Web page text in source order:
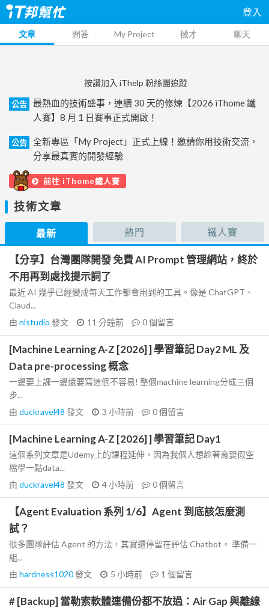
登入
文章 問答 My Project 徵才 聊天
按讚加入 iThelp 粉絲團追蹤
公告
最熱血的技術盛事，連續 30 天的修煉【2026 iThome 鐵
人賽】8 月 1 日賽事正式開啟！
公告
全新專區「My Project」正式上線！邀請你用技術交流，
分享最真實的開發經驗
前往 iThome鐵人賽
技術文章
最新 熱門 鐵人賽
【分享】台灣團隊開發 免費 AI Prompt 管理網站，終於
不用再到處找提示詞了
最近 AI 幾乎已經變成每天工作都會用到的工具。像是 ChatGPT、
Claud...
由 nlstudio 發文 11 分鐘前 0個留言
[Machine Learning A-Z [2026] ] 學習筆記 Day2 ML 及
Data pre-processing 概念
一邊要上課一邊還要寫這個不容易! 整個machine learning分成三個
步...
由 duckravel48 發文 3 小時前 0個留言
[Machine Learning A-Z [2026] ] 學習筆記 Day1
這個系列文章是Udemy上的課程延伸，因為我個人想趁著育嬰假空
檔學一點data...
由 duckravel48 發文 4 小時前 0個留言
【Agent Evaluation 系列 1/6】Agent 到底該怎麼測
試？
很多團隊評估 Agent 的方法，其實還停留在評估 Chatbot。 準備一
組...
由 hardness1020發文 5 小時前 1 個留言
# [Backup] 當勒索軟體連備份都不放過：Air Gap 與離線